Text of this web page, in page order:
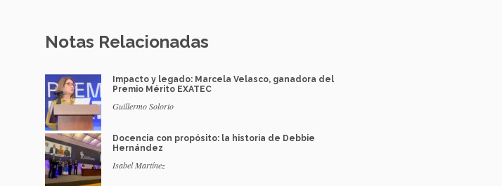
Notas Relacionadas
Impacto y legado: Marcela Velasco, ganadora del
Premio Mérito EXATEC
Guillermo Solorio
Docencia con propósito: la historia de Debbie
Hernández
Isabel Martínez